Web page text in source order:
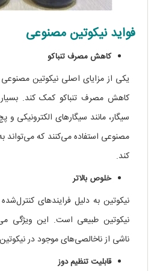
فواید نیکوتین مصنوعی
کاهش مصرف تنباکو
یکی از مزایای اصلی نیکوتین
کاهش مصرف تنباکو کمک کند.
سیگار، مانند سیگارهای الکترونیکی و
مصنوعی استفاده می‌کنند که می‌تواند
کند.
خلوص بالاتر
نیکوتین به دلیل فرایندهای
نیکوتین طبیعی است. این ویژگی
ناشی از ناخالصی‌های موجود در
قابلیت تنظیم دوز